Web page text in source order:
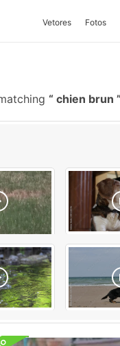
Vetores Fotos
chien brun